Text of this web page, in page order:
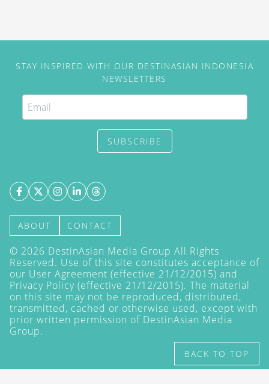
STAY INSPIRED WITH OUR DESTINASIAN INDONESIA
NEWSLETTERS
SUBSCRIBE
ABOUT CONTACT
© 2026 DestinAsian Media Group All Rights
Reserved. Use of this site constitutes acceptance of
our User Agreement (effective 21/12/2015) and
Privacy Policy (effective 21/12/2015). The material
on this site may not be reproduced, distributed,
transmitted, cached or otherwise used, except with
prior written permission of DestinAsian Media
Group.
BACK TO TOP